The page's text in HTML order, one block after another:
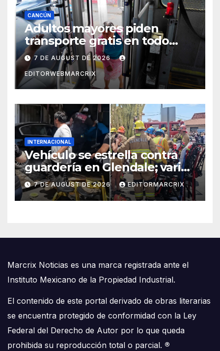
CANCÚN
Adultos mayores piden
transporte gratis en todo
Cancún
7 DE AUGUST DE 2026
EDITORWEBMARCRIX
INTERNACIONAL
Vehículo se estrella contra
guardería en Glendale; varios
niños fueron trasladados al
hospital
7 DE AUGUST DE 2026 EDITORMARCRIX
Marcrix Noticias es una marca registrada ante el
Instituto Mexicano de la Propiedad Industrial.
El contenido de este portal derivado de obras literarias
se encuentra protegido de conformidad con la Ley
Federal del Derecho de Autor por lo que queda
prohibida su reproducción total o parcial. ®